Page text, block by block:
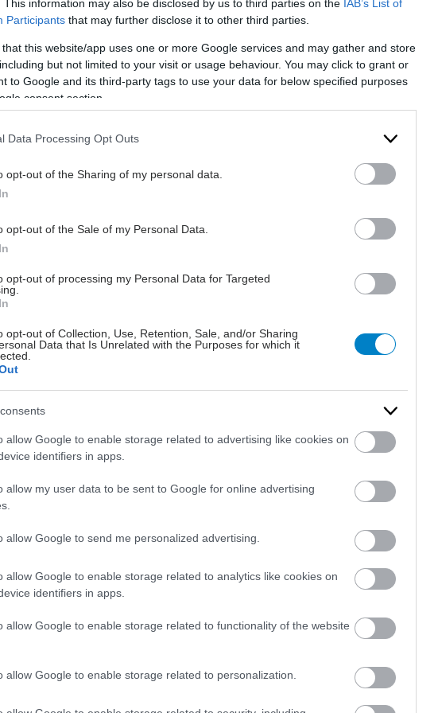
This information may also be disclosed by us to third parties on the IAB’s List of
Participants that may further disclose it to other third parties.
that this website/app uses one or more Google services and may gather and store
but not limited to your visit or usage behaviour. You may click to grant or
to Google and its third-party tags to use your data for below specified purposes
consent section.
Data Processing Opt Outs
opt-out of the Sharing of my personal data.
opt-out of the Sale of my Personal Data.
opt-out of processing my Personal Data for Targeted
opt-out of Collection, Use, Retention, Sale, and/or Sharing
Data that Is Unrelated with the Purposes for which it
allow Google to enable storage related to advertising like cookies on
identifiers in apps.
allow my user data to be sent to Google for online advertising
allow Google to send me personalized advertising.
allow Google to enable storage related to analytics like cookies on
identifiers in apps.
allow Google to enable storage related to functionality of the website
allow Google to enable storage related to personalization.
Πέμπτη, 24 Ιουλίου 2025, 12:01
Mπορούν οι σκύλοι να
εντοπίσουν τη νόσο του
Πάρκινσον;
Εχουν οι σκύλοι την ικανότητα να
και του νευρικού συστήματος;
Πέμπτη, 24 Ιουλίου 2025, 08:00
Πάρκινσον: Mιλά στο
συνάντησε
θεραπείας στην Αγγλία, η διάγνωση
το απόρρητο και η πειραματική
θεραπεία στον Παναμά.
Η κυψελίδα πιθανό
νόσο του Πάρκινσον
Μοντέλο εξέτασης κατηγοριοποίησε
94% (ανθρώπων με ή χωρίς τη νόσο.